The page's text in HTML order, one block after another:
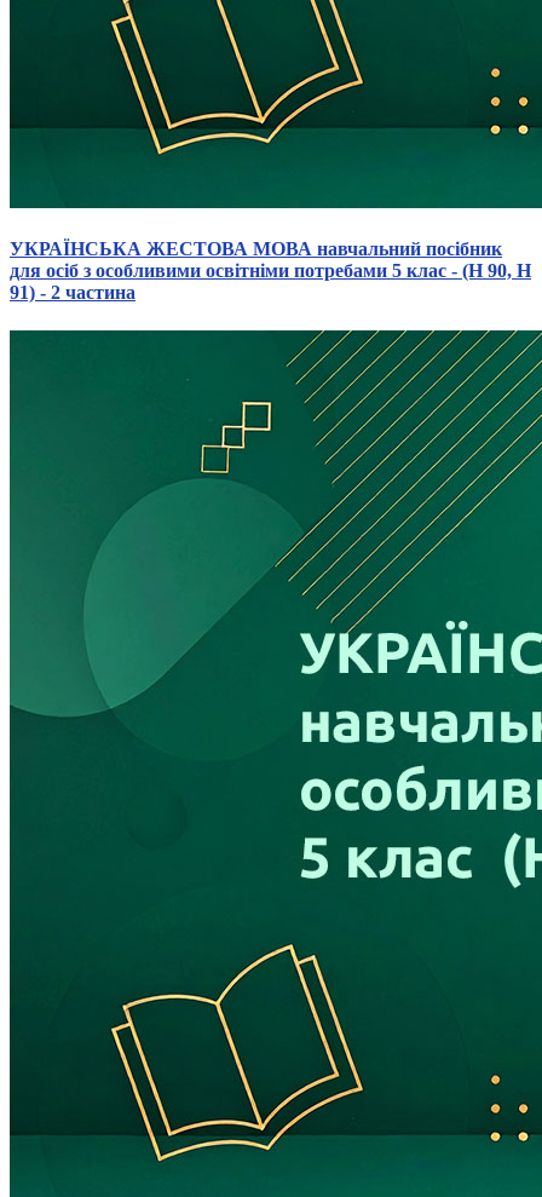
УКРАЇНСЬКА ЖЕСТОВА МОВА навчальний посібник
для осіб з особливими освітніми потребами 5 клас - (Н 90, Н
91) - 2 частина